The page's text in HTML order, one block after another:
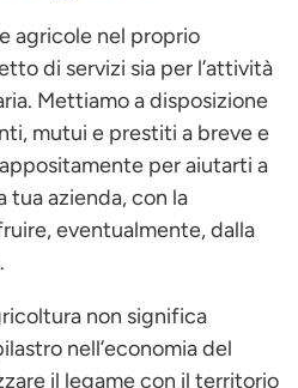
agricole nel proprio
di servizi sia per l’attività
Mettiamo a disposizione
mutui e prestiti a breve e
per aiutarti a
azienda, con la
eventualmente, dalla
non significa
nell’economia del
il legame con il territorio